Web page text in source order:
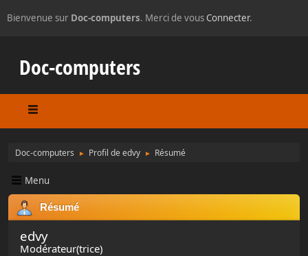
Bienvenue sur Doc-computers. Merci de vousConnecter.
Doc-computers
Doc-computers ► Profil de edvy ► Résumé
Menu
Résumé
edvy
Modérateur(trice)